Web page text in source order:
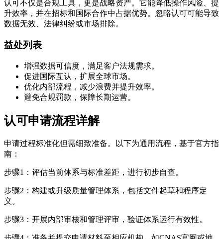
认可不仅是合规工具，更是战略资产。它能降低操作风险、提
升效率，并在招标和国际合作中占据优势。忽略认可可能导致
数据无效、法律纠纷或市场排除。
益处列表
增强数据可信度，满足客户法规需求。
促进国际互认，扩展全球市场。
优化内部流程，减少浪费并提升效率。
避免合规罚款，保障长期运营。
认可申请流程详解
申请过程标准化但需细致准备。以下为通用流程，基于官方指
南：
步骤1：评估当前体系与标准差距，进行初步自查。
步骤2：构建或升级质量管理体系，包括文件起草和程序定
义。
步骤3：开展内部审核和管理评审，验证体系运行有效性。